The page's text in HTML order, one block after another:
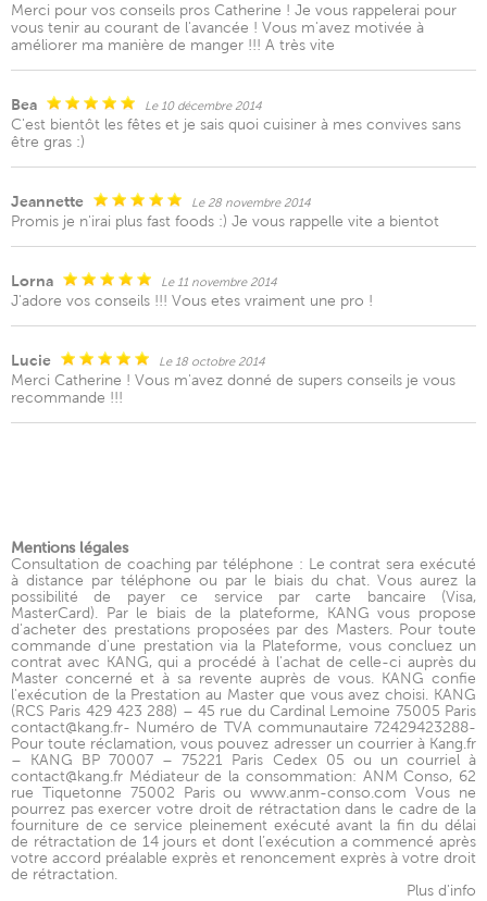
Merci pour vos conseils pros Catherine ! Je vous rappelerai pour
vous tenir au courant de l'avancée ! Vous m'avez motivée à
améliorer ma manière de manger !!! A très vite
Bea Le 10 décembre 2014
C'est bientôt les fêtes et je sais quoi cuisiner à mes convives sans
être gras :)
Jeannette Le 28 novembre 2014
Promis je n'irai plus fast foods :) Je vous rappelle vite a bientot
Lorna Le 11 novembre 2014
J'adore vos conseils !!! Vous etes vraiment une pro !
Lucie Le 18 octobre 2014
Merci Catherine ! Vous m'avez donné de supers conseils je vous
recommande !!!
Mentions légales
Consultation de coaching par téléphone : Le contrat sera exécuté
à distance par téléphone ou par le biais du chat. Vous aurez la
possibilité de payer ce service par carte bancaire (Visa,
MasterCard). Par le biais de la plateforme, KANG vous propose
d'acheter des prestations proposées par des Masters. Pour toute
commande d'une prestation via la Plateforme, vous concluez un
contrat avec KANG, qui a procédé à l'achat de celle-ci auprès du
Master concerné et à sa revente auprès de vous. KANG confie
l'exécution de la Prestation au Master que vous avez choisi. KANG
(RCS Paris 429 423 288) – 45 rue du Cardinal Lemoine 75005 Paris
contact@kang.fr- Numéro de TVA communautaire 72429423288-
Pour toute réclamation, vous pouvez adresser un courrier à Kang.fr
– KANG BP 70007 – 75221 Paris Cedex 05 ou un courriel à
contact@kang.fr Médiateur de la consommation: ANM Conso, 62
rue Tiquetonne 75002 Paris ou www.anm-conso.com Vous ne
pourrez pas exercer votre droit de rétractation dans le cadre de la
fourniture de ce service pleinement exécuté avant la fin du délai
de rétractation de 14 jours et dont l’exécution a commencé après
votre accord préalable exprès et renoncement exprès à votre droit
de rétractation.
Plus d'info